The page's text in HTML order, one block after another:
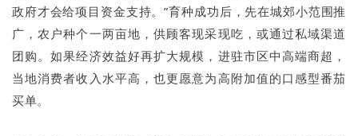
政府才会给项目资金支持。”育种成功后，先在城郊小范围推
广，农户种个一两亩地，供顾客现采现吃，或通过私域渠道
团购。如果经济效益好再扩大规模，进驻市区中高端商超，
当地消费者收入水平高，也更愿意为高附加值的口感型番茄
买单。